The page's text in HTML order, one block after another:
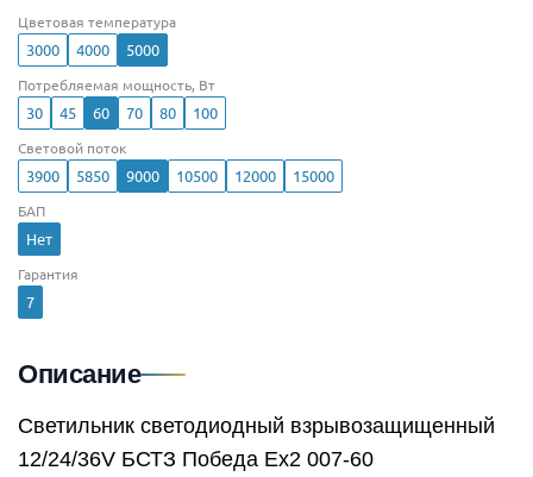
Цветовая температура
3000 4000 5000
Потребляемая мощность, Вт
30 45 60 70 80 100
Световой поток
3900 5850 9000 10500 12000 15000
БАП
Нет
Гарантия
7
Описание
Светильник светодиодный взрывозащищенный
12/24/36V БСТЗ Победа Ex2 007-60